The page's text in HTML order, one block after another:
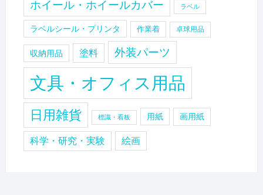
ホイール・ホイールカバー ラベル
ラベルシール・プリンタ 作業着 卓球用品
収納用品 塗料 外装パーツ
文具・オフィス用品
日用雑貨 標識・看板 用紙 画用紙
科学・研究・実験 絵画